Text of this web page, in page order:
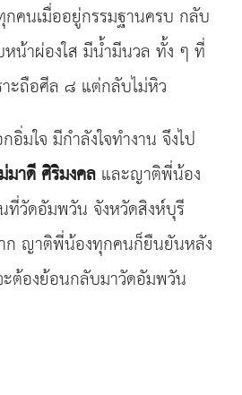
กคนเมื่ออยู่กรรมฐานครบ กลับ
น้าผ่องใส มีน้ำมีนวล ทั้ง ๆ ที่
าะถือศีล ๘ แต่กลับไม่หิว
มใจ มีกำลังใจทำงาน จึงไป
าดี ศิริมงคลและญาติพี่น้อง
วัดอัมพวัน จังหวัดสิงห์บุรี
ก ญาติพี่น้องทุกคนก็ยืนยันหลัง
ต้องย้อนกลับมาวัดอัมพวัน